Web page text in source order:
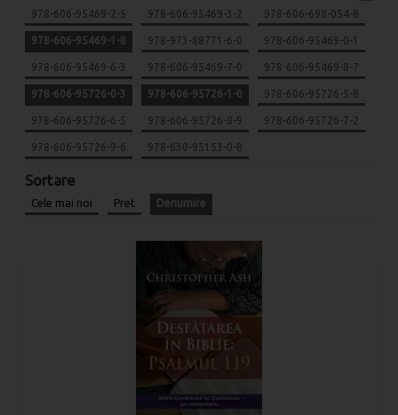
978-606-95469-2-5 978-606-95469-3-2 978-606-698-054-8
978-606-95469-1-8 978-973-88771-6-0 978-606-95469-0-1
978-606-95469-6-3 978-606-95469-7-0 978-606-95469-8-7
978-606-95726-0-3 978-606-95726-1-0 978-606-95726-5-8
978-606-95726-6-5 978-606-95726-8-9 978-606-95726-7-2
978-606-95726-9-6 978-630-95153-0-8
Sortare
Cele mai noi Pret Denumire